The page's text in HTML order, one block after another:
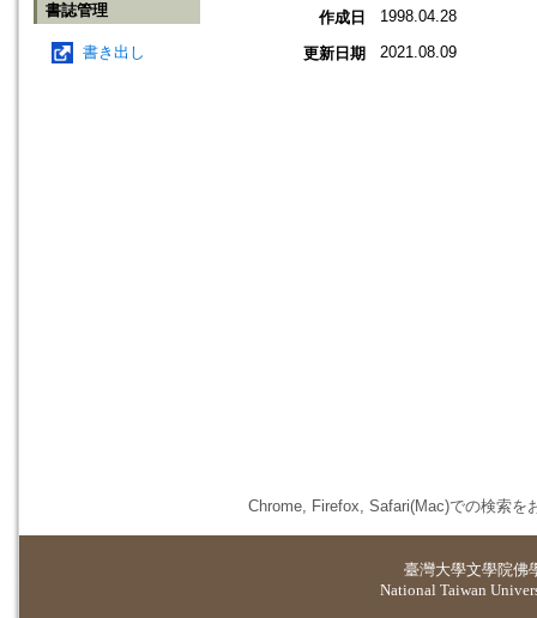
書誌管理
書き出し
作成日 1998.04.28
更新日期 2021.08.09
Chrome, Firefox, Safari(Mac)での検索を
臺灣大學文學院佛
National Taiwan